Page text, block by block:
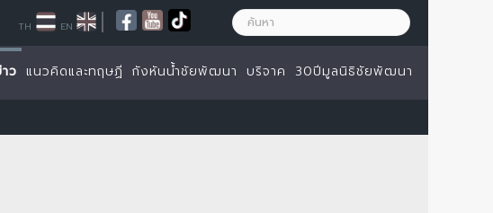
ว แนวคิดและทฤษฏี กังหันน้ำชัยพัฒนา บริจาค 30ปีมูลนิธิชัยพัฒนา
TH EN |